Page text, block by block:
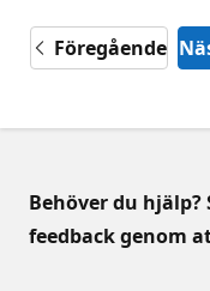
Föregående
Behöver du hjälp?
feedback genom